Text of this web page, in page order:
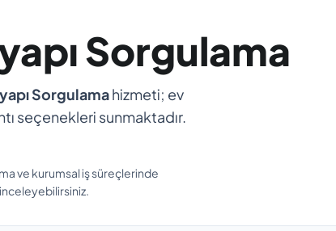
Sorgulama
Sorgulamahizmeti; ev
seçenekleri sunmaktadır.
ve kurumsal iş süreçlerinde